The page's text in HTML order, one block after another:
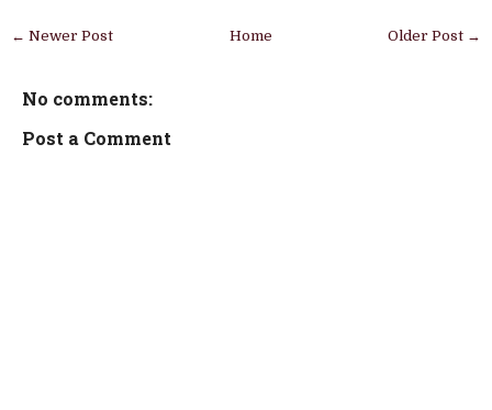
← Newer Post Older Post →
Home
No comments:
Post a Comment